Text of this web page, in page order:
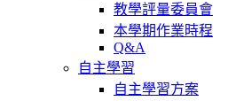
教學評量委員會
本學期作業時程
Q&A
自主學習
自主學習方案